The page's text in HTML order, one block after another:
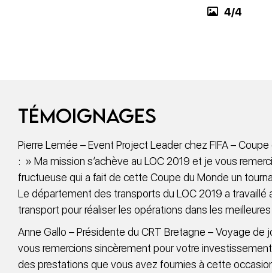
4/4
Témoignages
Pierre Lemée – Event Project Leader chez FIFA –
: » Ma mission s’achève au LOC 2019 et je vous
fructueuse qui a fait de cette Coupe du Monde un
Le département des transports du LOC 2019 a travaillé
transport pour réaliser les opérations dans les
Anne Gallo – Présidente du CRT Bretagne – Voyage
vous remercions sincèrement pour votre
des prestations que vous avez fournies à cette